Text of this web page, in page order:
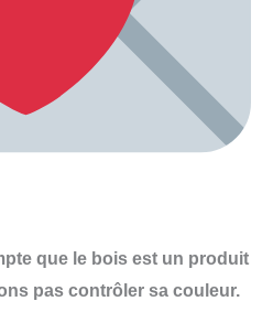
que le bois est un produit
pas contrôler sa couleur.